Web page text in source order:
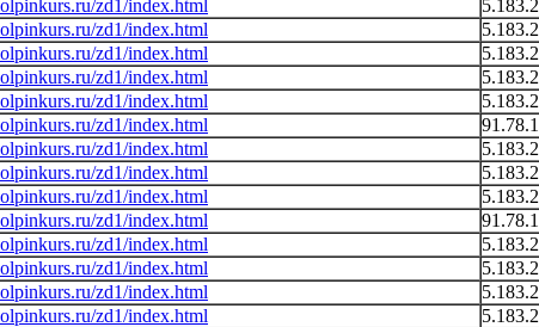
zd1/index.html
zd1/index.html
zd1/index.html
zd1/index.html
zd1/index.html
zd1/index.html
zd1/index.html
zd1/index.html
zd1/index.html
zd1/index.html
zd1/index.html
zd1/index.html
zd1/index.html
zd1/index.html